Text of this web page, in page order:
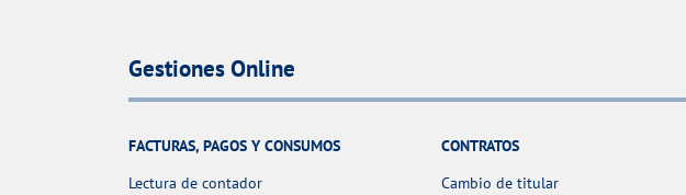
Gestiones Online
FACTURAS, PAGOS Y CONSUMOS
Lectura de contador
CONTRATOS
Cambio de titular